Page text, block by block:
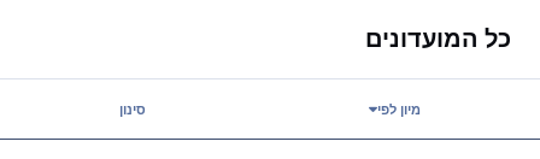
כל המועדונים
מיון לפי סינון